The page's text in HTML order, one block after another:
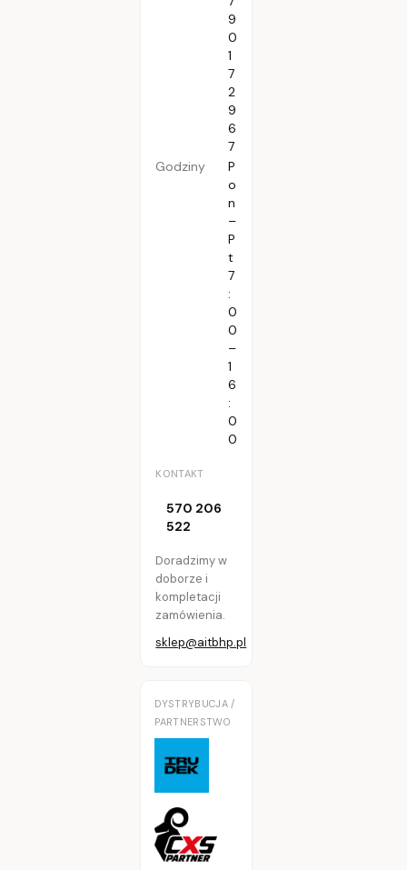
9
0
1
7
2
9
6
7
Godziny
P
o
n
–
P
t
7
:
0
0
–
1
6
:
0
0
KONTAKT
570 206
522
Doradzimy w
doborze i
kompletacji
zamówienia.
sklep@aitbhp.pl
DYSTRYBUCJA /
PARTNERSTWO